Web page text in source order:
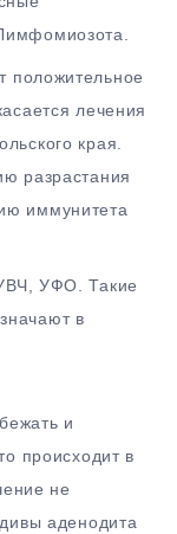
положительное
лечения
края.
разрастания
иммунитета
УФО. Такие
в
и
происходит в
не
аденодита